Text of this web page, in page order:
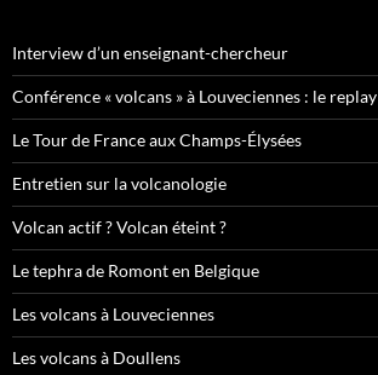
Interview d’un enseignant-chercheur
Conférence « volcans » à Louveciennes : le replay
Le Tour de France aux Champs-Élysées
Entretien sur la volcanologie
Volcan actif ? Volcan éteint ?
Le tephra de Romont en Belgique
Les volcans à Louveciennes
Les volcans à Doullens